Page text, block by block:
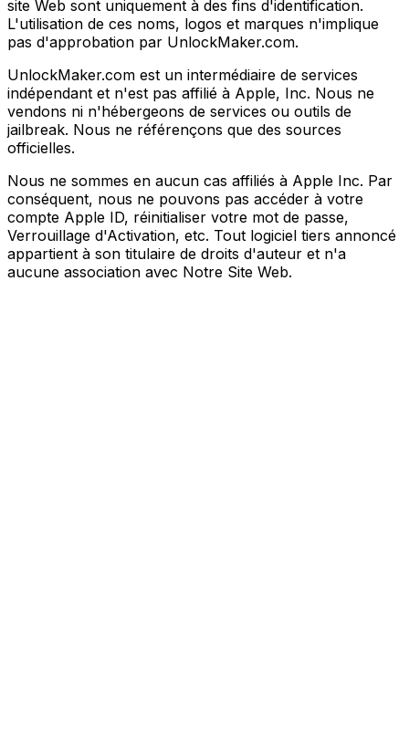
site Web sont uniquement à des fins d'identification.
L'utilisation de ces noms, logos et marques n'implique
pas d'approbation par UnlockMaker.com.
UnlockMaker.com est un intermédiaire de services
indépendant et n'est pas affilié à Apple, Inc. Nous ne
vendons ni n'hébergeons de services ou outils de
jailbreak. Nous ne référençons que des sources
officielles.
Nous ne sommes en aucun cas affiliés à Apple Inc. Par
conséquent, nous ne pouvons pas accéder à votre
compte Apple ID, réinitialiser votre mot de passe,
Verrouillage d'Activation, etc. Tout logiciel tiers annoncé
appartient à son titulaire de droits d'auteur et n'a
aucune association avec Notre Site Web.